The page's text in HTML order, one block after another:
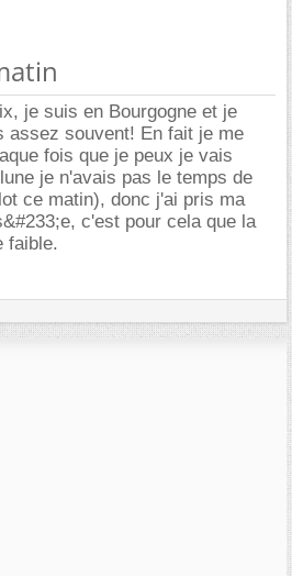
je suis en Bourgogne et je
assez souvent! En fait je me
fois que je peux je vais
je n'avais pas le temps de
ce matin), donc j'ai pris ma
c'est pour cela que la
faible.